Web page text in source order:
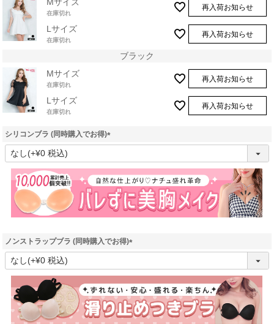
在庫切れ
再入荷お知らせ
Lサイズ
在庫切れ
再入荷お知らせ
ブラック
Mサイズ
在庫切れ
再入荷お知らせ
Lサイズ
在庫切れ
再入荷お知らせ
シリコンブラ (同時購入でお得)
(
須
)
ノンストラップブラ (同時購入でお得)
(
須
)